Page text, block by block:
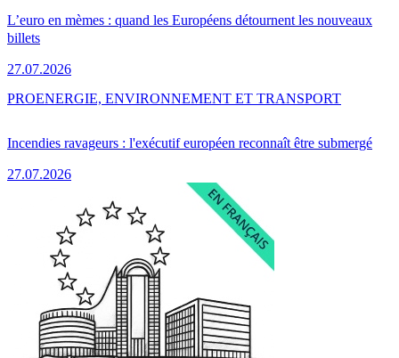
L’euro en mèmes : quand les Européens détournent les nouveaux
billets
27.07.2026
Incendies ravageurs : l'exécutif européen reconnaît être submergé
27.07.2026
PROENERGIE, ENVIRONNEMENT ET TRANSPORT